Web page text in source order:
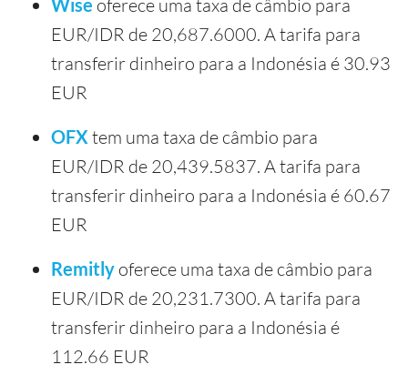
Wise oferece uma taxa de câmbio para
EUR/IDR de 20,687.6000. A tarifa para
transferir dinheiro para a Indonésia é 30.93
EUR
OFX tem uma taxa de câmbio para
EUR/IDR de 20,439.5837. A tarifa para
transferir dinheiro para a Indonésia é 60.67
EUR
Remitly oferece uma taxa de câmbio para
EUR/IDR de 20,231.7300. A tarifa para
transferir dinheiro para a Indonésia é
112.66 EUR